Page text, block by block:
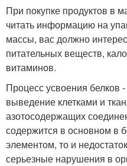
При покупке продуктов в
читать информацию на
массы, вас должно
питательных веществ,
витаминов.
Процесс усвоения белков
выведение клетками и
азотосодержащих
содержится в основном в
элементом, то и
серьезные нарушения в